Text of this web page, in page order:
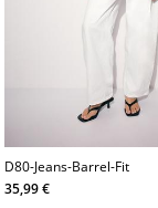
D80-Jeans-Barrel-Fit
35,99 €